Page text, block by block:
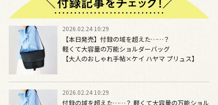
2026.02.24 10:29
【本日発売】付録の域を超えた……？
軽くて大容量の万能ショルダーバッグ
【大人のおしゃれ手帖×ケイ ハヤマ プリュス】
2026.02.24 10:29
付録の域を超えた……？ 軽くて大容量の万能ショル